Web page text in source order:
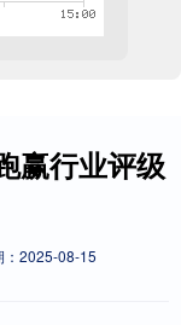
赢行业评级
：2025-08-15